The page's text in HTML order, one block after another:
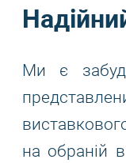
Ми є
на обраній